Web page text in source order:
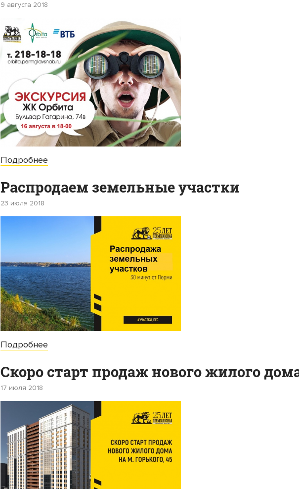
9 августа 2018
Подробнее
Распродаем земельные участки
23 июля 2018
Подробнее
Скоро старт продаж нового жилого
17 июля 2018